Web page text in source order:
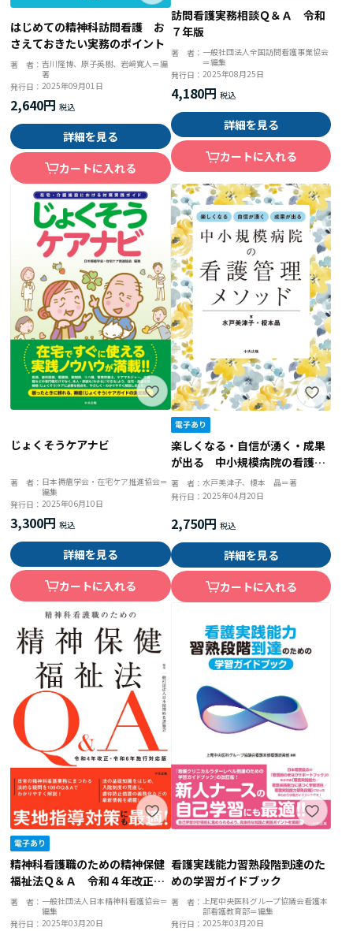
はじめての精神科訪問看護 お
さえておきたい実務のポイント
著 者：吉川隆博、原子英樹、岩﨑寛人＝編
著
発行日：2025年09月01日
2,640円
詳細を見る
カートに入れる
訪問看護実務相談Ｑ＆Ａ 令和
７年版
著 者： 一般社団法人全国訪問看護事業協会
＝編集
発行日： 2025年08月25日
4,180円
詳細を見る
カートに入れる
じょくそうケアナビ
著 者： 日本褥瘡学会・在宅ケア推進協会＝
編集
発行日：2025年06月10日
3,300円
詳細を見る
カートに入れる
楽しくなる・自信が湧く・成果
が出る 中小規模病院の看護管
理メソッド
著 者： 水戸美津子、榎本 晶＝著
発行日： 2025年04月20日
2,750円
詳細を見る
カートに入れる
精神科看護職のための精神保健
福祉法Ｑ＆Ａ 令和４年改正・
令和６年施行対応版
著 者： 一般社団法人日本精神科看護協会＝
編集
発行日：2025年03月20日
看護実践能力習熟段階到達のた
めの学習ガイドブック
著 者： 上尾中央医科グループ協議会看護本
部看護教育部＝編集
発行日： 2025年03月20日